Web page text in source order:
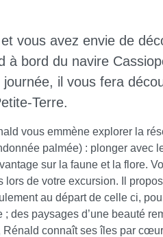
vous avez envie de
à bord du navire
il vous fera
Terre.
vous emmène explorer la
palmée) : plonger avec
sur la faune et la flore.
de votre excursion. Il
au départ de celle ci,
des paysages d’une beauté
connaît ses îles par